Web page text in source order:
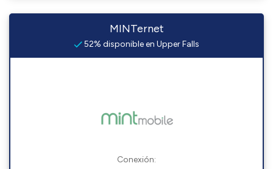
MINTernet
52% disponible en Upper Falls
Conexión: